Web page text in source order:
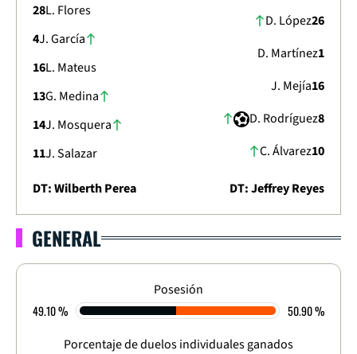
28L. Flores
4J. García
16L. Mateus
13G. Medina
14J. Mosquera
11J. Salazar
26
D. López
1
D. Martínez
16
J. Mejía
8
D. Rodríguez
10
C. Álvarez
DT: Wilberth Perea DT: Jeffrey Reyes
APERTURA - FECHA 18
2-2
FINALIZADO
GENERAL
Posesión
49.10 % 50.90 %
Porcentaje de duelos individuales ganados